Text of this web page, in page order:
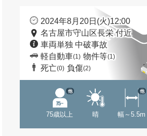
2024年8月20日(火)12:00
名古屋市守山区長栄 付近
車両単独 中破事故
軽自動車(1) 物件等(1)
死亡(0) 負傷(2)
75歳以上
他
晴 幅～5.5m
他